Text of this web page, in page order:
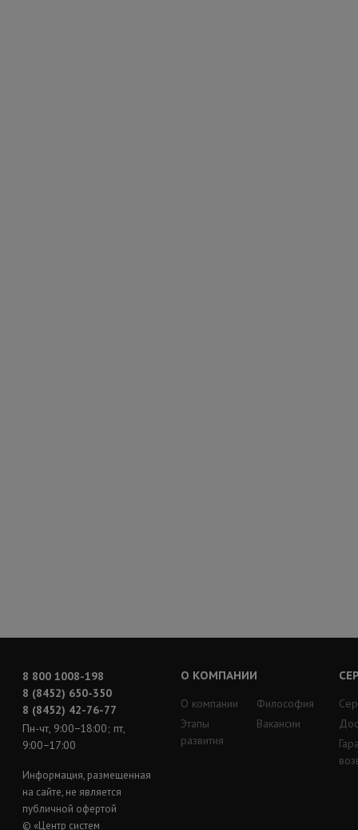
8 800 1008-198
8 (8452) 650-350
8 (8452) 42-76-77
Пн-чт, 9:00−18:00; пт,
9:00−17:00
Информация, размещенная
на сайте, не является
публичной офертой
© «Центр систем
О КОМПАНИИ
О компании
Этапы
развития
Философия
Вакансии